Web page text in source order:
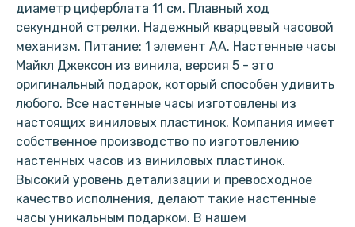
диаметр циферблата 11 см. Плавный ход
секундной стрелки. Надежный кварцевый часовой
механизм. Питание: 1 элемент АА. Настенные часы
Майкл Джексон из винила, версия 5 - это
оригинальный подарок, который способен удивить
любого. Все настенные часы изготовлены из
настоящих виниловых пластинок. Компания имеет
собственное производство по изготовлению
настенных часов из виниловых пластинок.
Высокий уровень детализации и превосходное
качество исполнения, делают такие настенные
часы уникальным подарком. В нашем